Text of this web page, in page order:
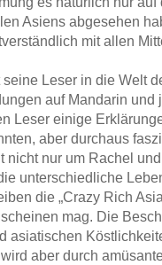
Asiens abgesehen
mit allen
Leser in die Welt
auf Mandarin und
Leser einige
aber durchaus
nicht nur um Rachel
unterschiedliche
die „Crazy Rich
mag. Die
asiatischen
aber durch